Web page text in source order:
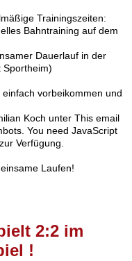
Trainingszeiten:
Bahntraining auf dem
Dauerlauf in der
Sportheim)
vorbeikommen und
Koch unter This email
You need JavaScript
Verfügung.
Laufen!
2:2 im
!